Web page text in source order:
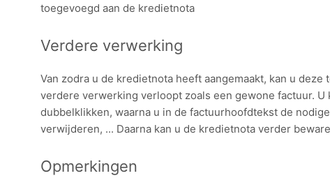
toegevoegd aan de kredietnota
Verdere verwerking
Van zodra u de kredietnota heeft aangemaakt, kan u
verdere verwerking verloopt zoals een gewone factuur. U
dubbelklikken, waarna u in de factuurhoofdtekst de
verwijderen, ... Daarna kan u de kredietnota verder
Opmerkingen